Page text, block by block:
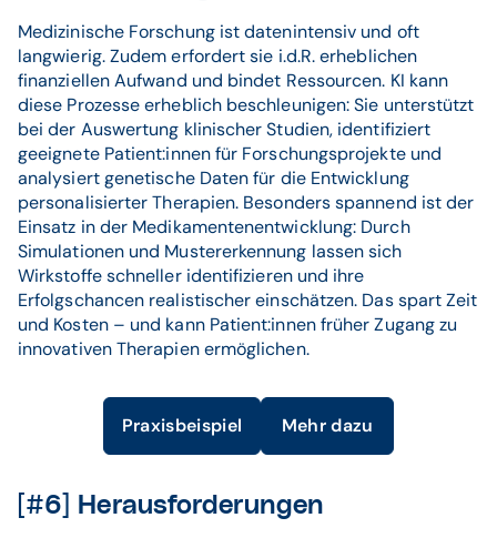
Medizinische Forschung ist datenintensiv und oft
langwierig. Zudem erfordert sie i.d.R. erheblichen
finanziellen Aufwand und bindet Ressourcen. KI kann
diese Prozesse erheblich beschleunigen: Sie unterstützt
bei der Auswertung klinischer Studien, identifiziert
geeignete Patient:innen für Forschungsprojekte und
analysiert genetische Daten für die Entwicklung
personalisierter Therapien. Besonders spannend ist der
Einsatz in der Medikamentenentwicklung: Durch
Simulationen und Mustererkennung lassen sich
Wirkstoffe schneller identifizieren und ihre
Erfolgschancen realistischer einschätzen. Das spart Zeit
und Kosten – und kann Patient:innen früher Zugang zu
innovativen Therapien ermöglichen.
Praxisbeispiel Mehr dazu
[#6] Herausforderungen